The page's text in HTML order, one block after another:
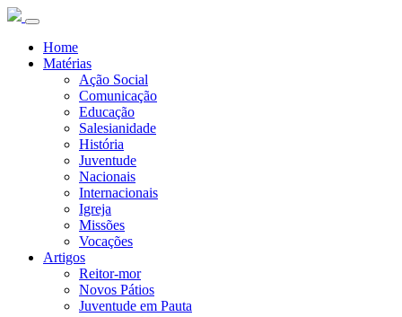
Home
Matérias
Ação Social
Comunicação
Educação
Salesianidade
História
Juventude
Nacionais
Internacionais
Igreja
Missões
Vocações
Artigos
Reitor-mor
Novos Pátios
Juventude em Pauta